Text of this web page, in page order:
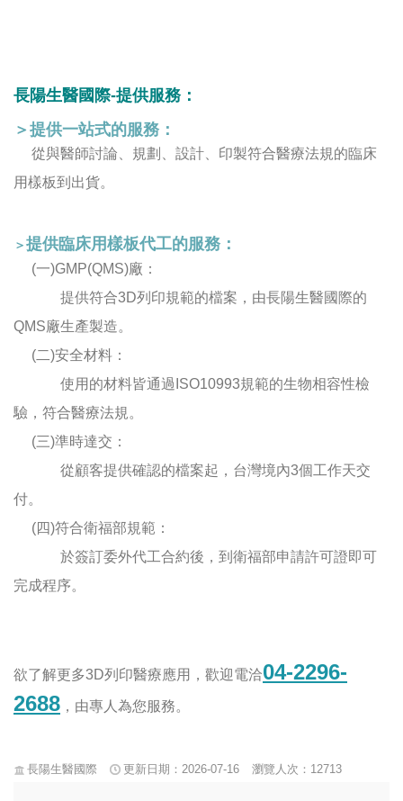
長陽生醫國際-提供服務：
＞提供一站式的服務：
從與醫師討論、規劃、設計、印製符合醫療法規的臨床
用樣板到出貨。
＞提供臨床用樣板代工的服務：
(一)GMP(QMS)廠：
提供符合3D列印規範的檔案，由長陽生醫國際的
QMS廠生產製造。
(二)安全材料：
使用的材料皆通過ISO10993規範的生物相容性檢
驗，符合醫療法規。
(三)準時達交：
從顧客提供確認的檔案起，台灣境內3個工作天交
付。
(四)符合衛福部規範：
於簽訂委外代工合約後，到衛福部申請許可證即可
完成程序。
欲了解更多3D列印醫療應用，歡迎電洽04-2296-
2688 ，由專人為您服務。
長陽生醫國際 更新日期：2026-07-16 瀏覽人次：12713